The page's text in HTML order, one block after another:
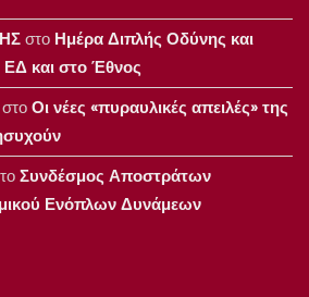
στο Ημέρα Διπλής Οδύνης και
ΕΔ και στο Έθνος
στοΟι νέες «πυραυλικές απειλές» της
Συνδέσμος Αποστράτων
Ενόπλων Δυνάμεων